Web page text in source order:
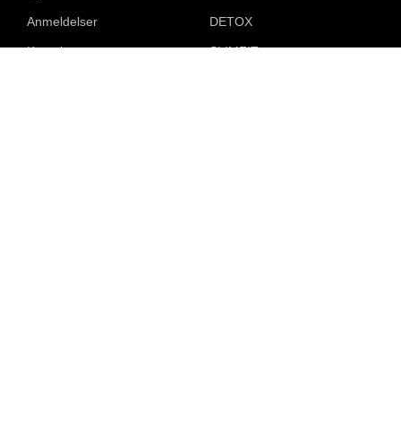
Anmeldelser
Kontakter
DETOX
SLIMFIT